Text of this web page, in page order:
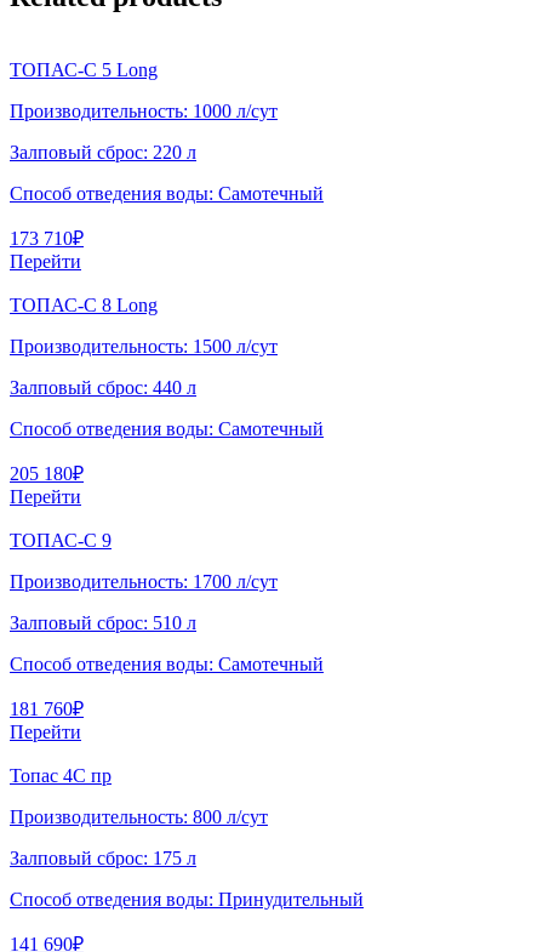
ТОПАС-С 5 Long
Производительность: 1000 л/сут
Залповый сброс: 220 л
Способ отведения воды: Самотечный
173 710₽
Перейти
ТОПАС-С 8 Long
Производительность: 1500 л/сут
Залповый сброс: 440 л
Способ отведения воды: Самотечный
205 180₽
Перейти
ТОПАС-С 9
Производительность: 1700 л/сут
Залповый сброс: 510 л
Способ отведения воды: Самотечный
181 760₽
Перейти
Топас 4C пр
Производительность: 800 л/сут
Залповый сброс: 175 л
Способ отведения воды: Принудительный
141 690₽